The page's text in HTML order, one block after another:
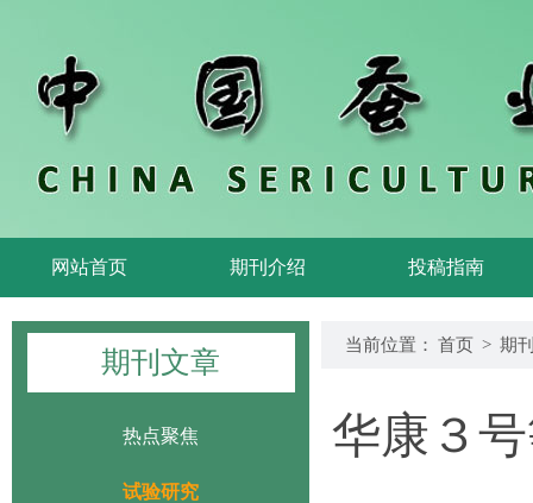
网站首页 期刊介绍 投稿指南
期刊文章
热点聚焦
试验研究
当前位置： 首页 > 期
华康３